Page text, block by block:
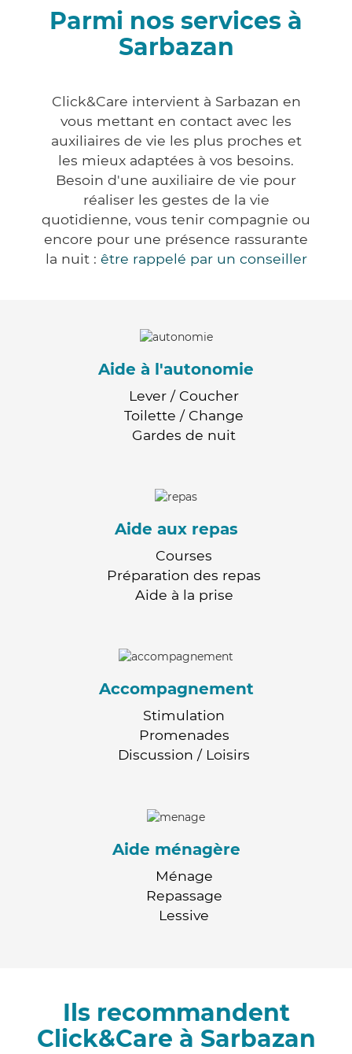
Parmi nos services à
Sarbazan
Click&Care intervient à Sarbazan en
vous mettant en contact avec les
auxiliaires de vie les plus proches et
les mieux adaptées à vos besoins.
Besoin d'une auxiliaire de vie pour
réaliser les gestes de la vie
quotidienne, vous tenir compagnie ou
encore pour une présence rassurante
la nuit : être rappelé par un conseiller
Aide à l'autonomie
Lever / Coucher
Toilette / Change
Gardes de nuit
Aide aux repas
Courses
Préparation des repas
Aide à la prise
Accompagnement
Stimulation
Promenades
Discussion / Loisirs
Aide ménagère
Ménage
Repassage
Lessive
Ils recommandent
Click&Care à Sarbazan